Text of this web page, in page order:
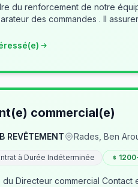
renforcement de notre équipe du dépôt, notre
dépôt/préparateur des commandes . Il
commercial(e)
REVÊTEMENT Rades, Ben
à Durée Indéterminée
du Directeur commercial